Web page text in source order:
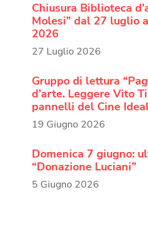
Chiusura Biblioteca
Molesi” dal 27 luglio
2026
27 Luglio 2026
Gruppo di lettura
d’arte. Leggere Vito
pannelli del Cine
19 Giugno 2026
Domenica 7 giugno:
“Donazione Luciani”
5 Giugno 2026